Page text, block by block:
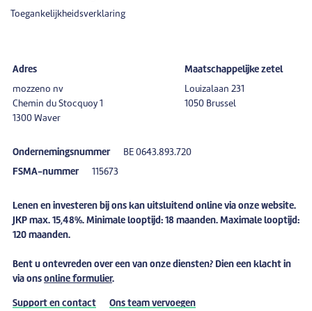
Toegankelijkheidsverklaring
Adres
mozzeno nv
Chemin du Stocquoy 1
1300 Waver
Maatschappelijke zetel
Louizalaan 231
1050 Brussel
Ondernemingsnummer BE 0643.893.720
FSMA-nummer 115673
Lenen en investeren bij ons kan uitsluitend online via onze website.
JKP max. 15,48%. Minimale looptijd: 18 maanden. Maximale looptijd:
120 maanden.
Bent u ontevreden over een van onze diensten? Dien een klacht in
via ons online formulier.
Support en contact Ons team vervoegen